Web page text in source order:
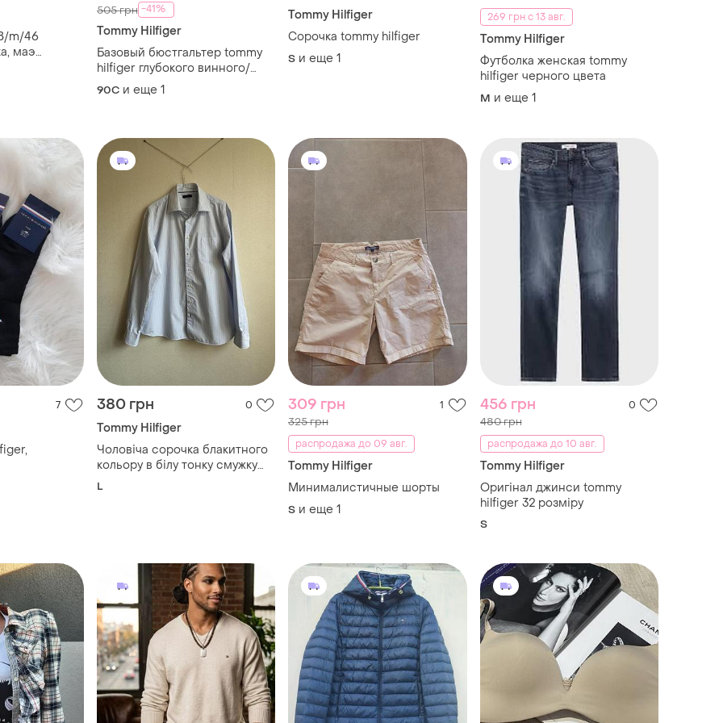
маэ
груди и
505 грн -41%
Tommy Hilfiger
Базовый бюстгальтер tommy
hilfiger глубокого винного/
бордового цвета
90C и еще 1
Tommy Hilfiger
Сорочка tommy hilfiger
S и еще 1
269 грн с 13 авг.
Tommy Hilfiger
Футболка женская tommy
hilfiger черного цвета
M и еще 1
7 380 грн 0
Tommy Hilfiger
Чоловіча сорочка блакитного
кольору в білу тонку смужку
від tommy hilfiger
L
309 грн 1
325 грн
распродажа до 09 авг.
Tommy Hilfiger
Минималистичные шорты
S и еще 1
456 грн 0
480 грн
распродажа до 10 авг.
Tommy Hilfiger
Оригінал джинси tommy
hilfiger 32 розміру
S